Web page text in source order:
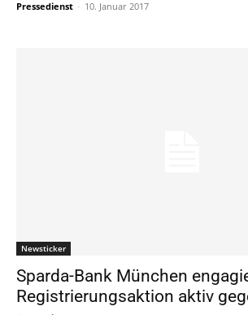
Pressedienst - 10. Januar 2017
Newsticker
Sparda-Bank München
Registrierungsaktion aktiv